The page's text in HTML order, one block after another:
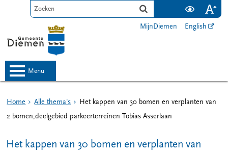
MijnDiemen English
menu
Home Alle thema's
Het kappen van 30 bomen en verplanten van
2 bomen,deelgebied parkeerterreinen Tobias Asserlaan
Het kappen van 30 bomen en verplanten van